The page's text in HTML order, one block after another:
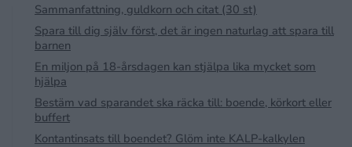
Sammanfattning, guldkorn och citat (30 st)
Spara till dig själv först, det är ingen naturlag att spara till
barnen
En miljon på 18-årsdagen kan stjälpa lika mycket som
hjälpa
Bestäm vad sparandet ska räcka till: boende, körkort eller
buffert
Kontantinsats till boendet? Glöm inte KALP-kalkylen